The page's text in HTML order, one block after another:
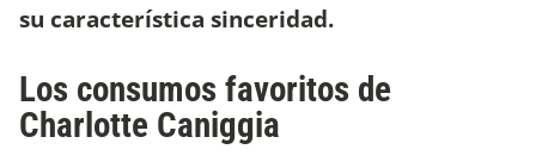
su característica sinceridad.
Los consumos favoritos de
Charlotte Caniggia